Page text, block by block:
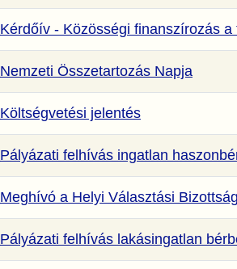
Kérdőív - Közösségi finanszírozás
Nemzeti Összetartozás Napja
Költségvetési jelentés
Pályázati felhívás ingatlan
Meghívó a Helyi Választási
Pályázati felhívás lakásingatlan